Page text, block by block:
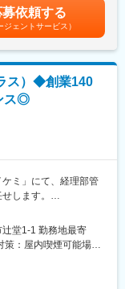
ニーズに合わせた柔
り、個々のキャリア
住まいに関わる多彩
この10年で売上を
躍中。地域に根差し
展開しています。
きます。
人で任されることは
き、より難易度の高
でもスキルを身に着
ます！
作り・DIY等が好きな
名/50代:2名/60代以
入社して活躍してい
(月額)は固定手当を含め
募依頼する
ジェントサービス）
ス）◆創業140
ス◎
ミ」にて、経理部管
します。
発行、伝票、出納な
堂1-1 勤務地最寄
策：屋内喫煙可能場所